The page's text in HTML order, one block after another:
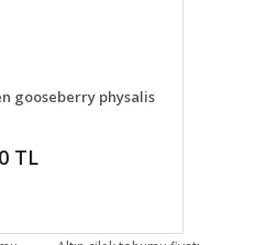
SEPETE EKLE
gooseberry physalis
TL